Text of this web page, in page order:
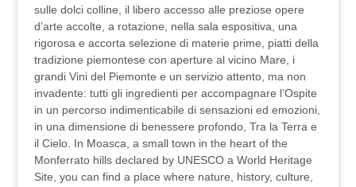
sulle dolci colline, il libero accesso alle preziose opere
d’arte accolte, a rotazione, nella sala espositiva, una
rigorosa e accorta selezione di materie prime, piatti della
tradizione piemontese con aperture al vicino Mare, i
grandi Vini del Piemonte e un servizio attento, ma non
invadente: tutti gli ingredienti per accompagnare l’Ospite
in un percorso indimenticabile di sensazioni ed emozioni,
in una dimensione di benessere profondo, Tra la Terra e
il Cielo. In Moasca, a small town in the heart of the
Monferrato hills declared by UNESCO a World Heritage
Site, you can find a place where nature, history, culture,